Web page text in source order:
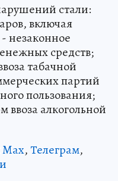
стали:
включая
незаконное
средств;
табачной
партий
пользования;
алкогольной
Max,Телеграм,